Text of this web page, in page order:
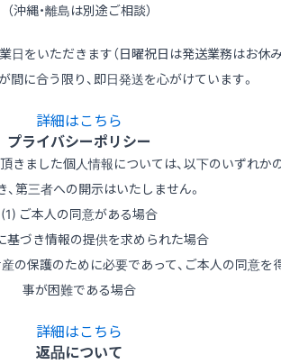
（沖縄・離島は別途ご相談）
日をいただきます（日曜祝日は発送業務はお休
間に合う限り、即日発送を心がけています。
詳細はこちら
プライバシーポリシー
きました個人情報については、以下のいずれか
、第三者への開示はいたしません。
(1) ご本人の同意がある場合
基づき情報の提供を求められた場合
の保護のために必要であって、ご本人の同意を
事が困難である場合
詳細はこちら
返品について